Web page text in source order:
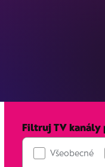
Filtruj TV
Všeobecné